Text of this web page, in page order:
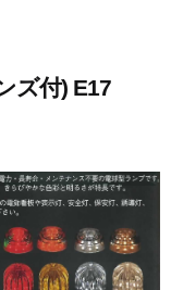
ズ付) E17